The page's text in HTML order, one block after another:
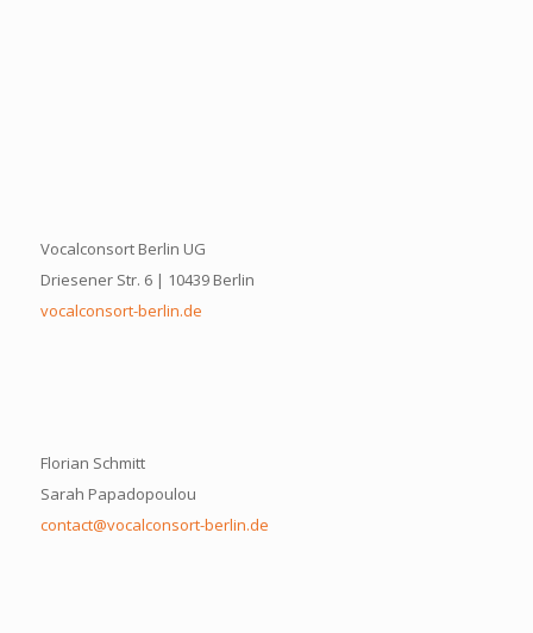
Vocalconsort Berlin UG
Driesener Str. 6 | 10439 Berlin
vocalconsort-berlin.de
Florian Schmitt
Sarah Papadopoulou
contact@vocalconsort-berlin.de